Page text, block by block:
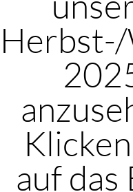
auf das